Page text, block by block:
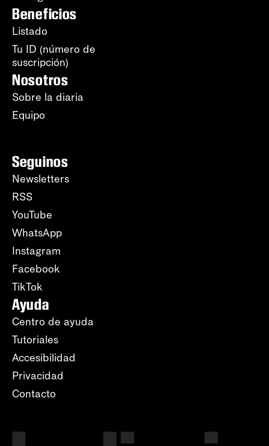
Beneficios
Listado
Tu ID (número de
suscripción)
Nosotros
Sobre la diaria
Equipo
Seguinos
Newsletters
RSS
YouTube
WhatsApp
Instagram
Facebook
TikTok
Ayuda
Centro de ayuda
Tutoriales
Accesibilidad
Privacidad
Contacto